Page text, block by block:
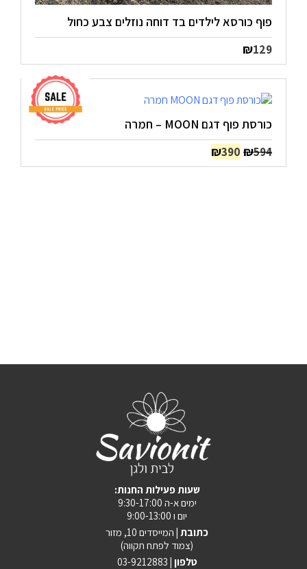
פוף כורסא לילדים בד דוחה נוזלים צבע כחול
₪129
כורסת פוף דגם MOON – חמרה
₪594
המחיר
המקורי
₪390
הנוכחי
:שעות פעילות החנות
ימים א-ה 9:30-17:00
יום ו 9:00-13:00
כתובת | המייסדים 10, מזור
(צמוד לפתח תקווה)
טלפון | 03-9212883